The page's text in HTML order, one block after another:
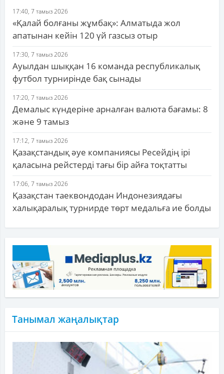
17:40, 7 тамыз 2026
«Қалай болғаны жұмбақ»: Алматыда жол
апатынан кейін 120 үй газсыз отыр
17:30, 7 тамыз 2026
Ауылдан шыққан 16 команда республикалық
футбол турнирінде бақ сынады
17:20, 7 тамыз 2026
Демалыс күндеріне арналған валюта бағамы: 8
және 9 тамыз
17:12, 7 тамыз 2026
Қазақстандық әуе компаниясы Ресейдің ірі
қаласына рейстерді тағы бір айға тоқтатты
17:06, 7 тамыз 2026
Қазақстан таеквондодан Индонезиядағы
халықаралық турнирде төрт медальға ие болды
Танымал жаңалықтар